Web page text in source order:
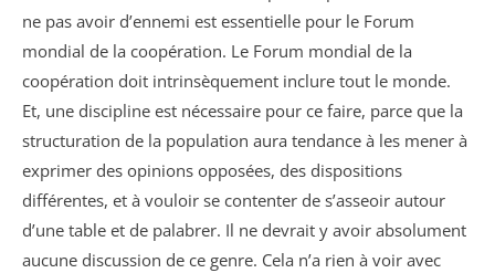
ne pas avoir d’ennemi est essentielle pour le Forum
mondial de la coopération. Le Forum mondial de la
coopération doit intrinsèquement inclure tout le monde.
Et, une discipline est nécessaire pour ce faire, parce que la
structuration de la population aura tendance à les mener à
exprimer des opinions opposées, des dispositions
différentes, et à vouloir se contenter de s’asseoir autour
d’une table et de palabrer. Il ne devrait y avoir absolument
aucune discussion de ce genre. Cela n’a rien à voir avec